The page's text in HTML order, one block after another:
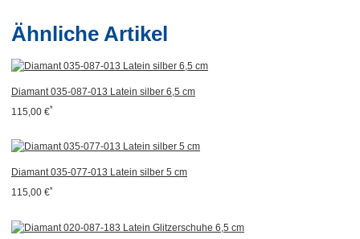
Ähnliche Artikel
Diamant 035-087-013 Latein silber 6,5 cm
115,00 €*
Diamant 035-077-013 Latein silber 5 cm
115,00 €*